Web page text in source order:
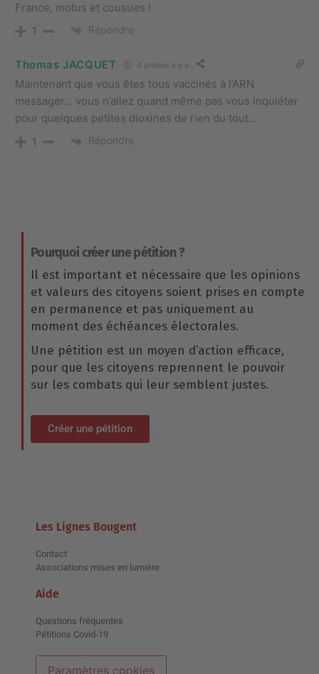
France, motus et cousues !
1 Répondre
Thomas JACQUET 4 années il y a
Maintenant que vous êtes tous vaccinés à l’ARN
messager… vous n’allez quand même pas vous inquiéter
pour quelques petites dioxines de rien du tout…
1 Répondre
Pourquoi créer une pétition ?
Il est important et nécessaire que les opinions
et valeurs des citoyens soient prises en compte
en permanence et pas uniquement au
moment des échéances électorales.
Une pétition est un moyen d’action efficace,
pour que les citoyens reprennent le pouvoir
sur les combats qui leur semblent justes.
Créer une pétition
Les Lignes Bougent
Contact
Associations mises en lumière
Aide
Questions fréquentes
Pétitions Covid-19
Paramètres cookies